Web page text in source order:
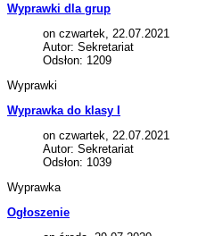
Wyprawki dla grup
on czwartek, 22.07.2021
Autor: Sekretariat
Odsłon: 1209
Wyprawki
Wyprawka do klasy I
on czwartek, 22.07.2021
Autor: Sekretariat
Odsłon: 1039
Wyprawka
Ogłoszenie